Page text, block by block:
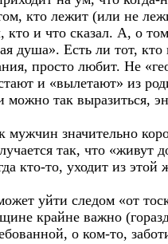
кто лежит (или не
кто и что сказал. А, о
душа». Есть ли тот, кто
просто любит. Не
и «вылетают» из
можно так выразиться,
мужчин значительно
так, что «живут
кто-то, уходит из этой
уйти следом «от
крайне важно
о ком-то,